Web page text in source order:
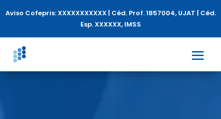
Aviso Cofepris: XXXXXXXXXXX | Céd. Prof. 1857004, UJAT | Céd.
Esp. XXXXXX, IMSS